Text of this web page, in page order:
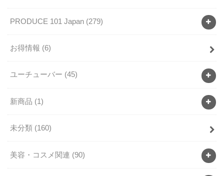
PRODUCE 101 Japan (279)
お得情報 (6)
ユーチューバー (45)
新商品 (1)
未分類 (160)
美容・コスメ関連 (90)